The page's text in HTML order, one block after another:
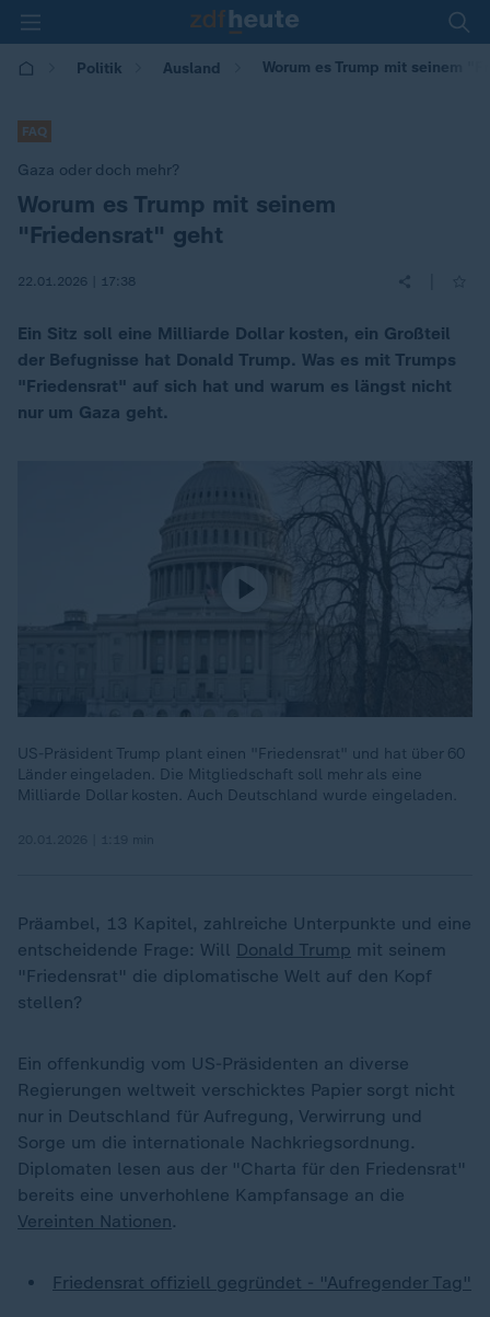
Politik Ausland Worum es Trump mit seinem
FAQ
Gaza oder doch mehr?
:
Worum es Trump mit seinem
"Friedensrat" geht
22.01.2026 | 17:38
Ein Sitz soll eine Milliarde Dollar kosten, ein Großteil
der Befugnisse hat Donald Trump. Was es mit Trumps
"Friedensrat" auf sich hat und warum es längst nicht
nur um Gaza geht.
US-Präsident Trump plant einen "Friedensrat" und hat über 60
Länder eingeladen. Die Mitgliedschaft soll mehr als eine
Milliarde Dollar kosten. Auch Deutschland wurde eingeladen.
Präambel, 13 Kapitel, zahlreiche Unterpunkte und eine
entscheidende Frage: Will Donald Trump mit seinem
"Friedensrat" die diplomatische Welt auf den Kopf
stellen?
Ein offenkundig vom US-Präsidenten an diverse
Regierungen weltweit verschicktes Papier sorgt nicht
nur in Deutschland für Aufregung, Verwirrung und
Sorge um die internationale Nachkriegsordnung.
Diplomaten lesen aus der "Charta für den Friedensrat"
bereits eine unverhohlene Kampfansage an die
Vereinten Nationen.
Friedensrat offiziell gegründet - "Aufregender Tag"